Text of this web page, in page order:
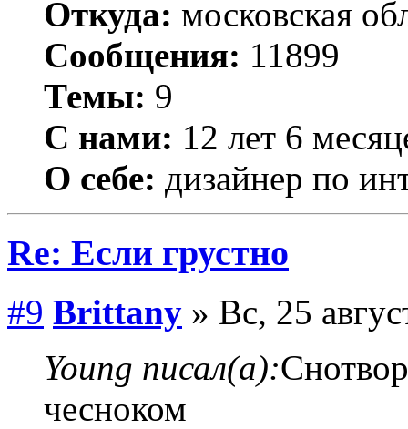
Откуда: московская
Сообщения: 11899
Темы: 9
С нами: 12 лет 6
О себе: дизайнер по
Re: Если грустно
#9 Brittany » Вс, 25
Young писал(а):
чесноком